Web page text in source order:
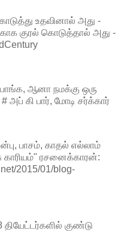
உதவினால் அது -
குரல் கொடுத்தால் அது -
ஆனா நமக்கு ஒரு
அப் கி பார், மோடி சர்க்கார்
பாசம், காதல் எல்லாம்
காரியம்" ரசனைக்காரன்:
2015/01/blog-
தியேட்டர்களில் குண்டு